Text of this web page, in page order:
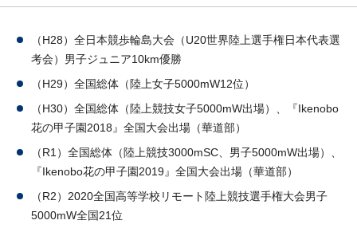
（H28）全日本競歩輪島大会（U20世界陸上選手権日本代表選
考会）男子ジュニア10km優勝
（H29）全国総体（陸上女子5000mW12位）
（H30）全国総体（陸上競技女子5000mW出場）、『Ikenobo
花の甲子園2018』全国大会出場（華道部）
（R1）全国総体（陸上競技3000mSC、男子5000mW出場）、
『Ikenobo花の甲子園2019』全国大会出場（華道部）
（R2）2020全国高等学校リモート陸上競技選手権大会男子
5000mW全国21位